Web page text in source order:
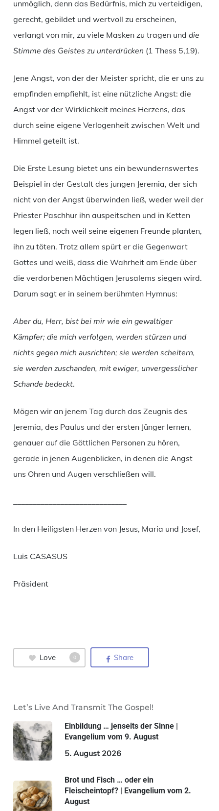
unmöglich, denn das Bedürfnis, mich zu verteidigen,
gerecht, gebildet und wertvoll zu erscheinen,
verlangt von mir, zu viele Masken zu tragen und die
Stimme des Geistes zu unterdrücken (1 Thess 5,19).
Jene Angst, von der der Meister spricht, die er uns zu
empfinden empfiehlt, ist eine nützliche Angst: die
Angst vor der Wirklichkeit meines Herzens, das
durch seine eigene Verlogenheit zwischen Welt und
Himmel geteilt ist.
Die Erste Lesung bietet uns ein bewundernswertes
Beispiel in der Gestalt des jungen Jeremia, der sich
nicht von der Angst überwinden ließ, weder weil der
Priester Paschhur ihn auspeitschen und in Ketten
legen ließ, noch weil seine eigenen Freunde planten,
ihn zu töten. Trotz allem spürt er die Gegenwart
Gottes und weiß, dass die Wahrheit am Ende über
die verdorbenen Mächtigen Jerusalems siegen wird.
Darum sagt er in seinem berühmten Hymnus:
Aber du, Herr, bist bei mir wie ein gewaltiger
Kämpfer; die mich verfolgen, werden stürzen und
nichts gegen mich ausrichten; sie werden scheitern,
sie werden zuschanden, mit ewiger, unvergesslicher
Schande bedeckt.
Mögen wir an jenem Tag durch das Zeugnis des
Jeremia, des Paulus und der ersten Jünger lernen,
genauer auf die Göttlichen Personen zu hören,
gerade in jenen Augenblicken, in denen die Angst
uns Ohren und Augen verschließen will.
In den Heiligsten Herzen von Jesus, Maria und Josef,
Luis CASASUS
Präsident
Love 0 Share
Let’s Live And Transmit The Gospel!
Einbildung … jenseits der Sinne |
Evangelium vom 9. August
5. August 2026
Brot und Fisch … oder ein
Fleischeintopf? | Evangelium vom 2.
August